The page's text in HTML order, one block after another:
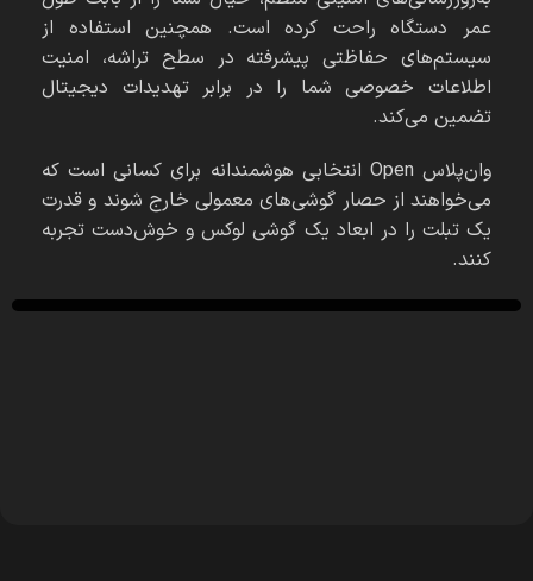
عمر دستگاه راحت کرده است. همچنین استفاده از
سیستم‌های حفاظتی پیشرفته در سطح تراشه، امنیت
اطلاعات خصوصی شما را در برابر تهدیدات دیجیتال
تضمین می‌کند.
وان‌پلاس Open انتخابی هوشمندانه برای کسانی است که
می‌خواهند از حصار گوشی‌های معمولی خارج شوند و قدرت
یک تبلت را در ابعاد یک گوشی لوکس و خوش‌دست تجربه
کنند.